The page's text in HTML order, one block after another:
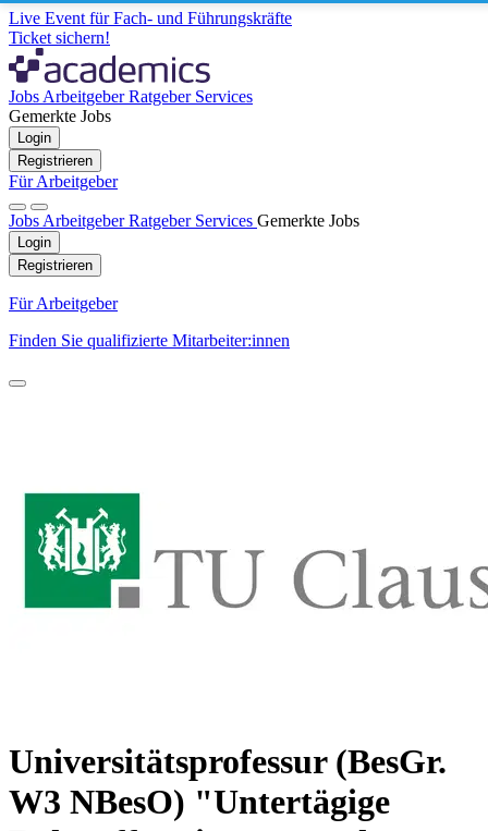
Live Event für Fach- und Führungskräfte
Ticket sichern!
Jobs ArbeitgeberRatgeber Services
Gemerkte Jobs
Login
Registrieren
Für Arbeitgeber
Jobs ArbeitgeberRatgeber Services Gemerkte Jobs
Login
Registrieren
Für Arbeitgeber
Finden Sie qualifizierte Mitarbeiter:innen
Universitätsprofessur (BesGr.
W3 NBesO) "Untertägige